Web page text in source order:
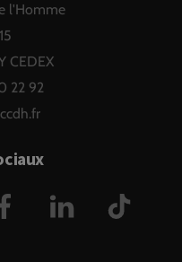
l'Homme
CEDEX
22 92
Facebook LinkedIn